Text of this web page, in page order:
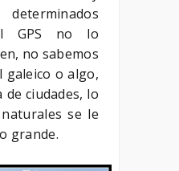
GPS no lo
no sabemos
galeico o algo,
ciudades, lo
se le
grande.